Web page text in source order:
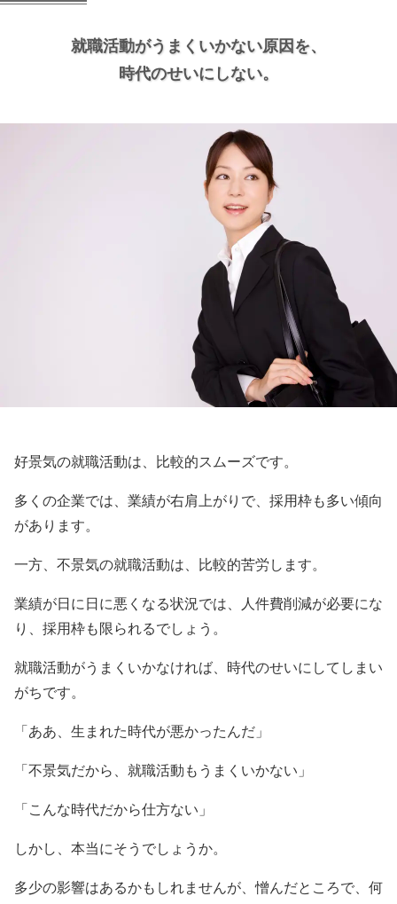
就職活動がうまくいかない原因を、
時代のせいにしない。
好景気の就職活動は、比較的スムーズです。
多くの企業では、業績が右肩上がりで、採用枠も多い傾向
があります。
一方、不景気の就職活動は、比較的苦労します。
業績が日に日に悪くなる状況では、人件費削減が必要にな
り、採用枠も限られるでしょう。
就職活動がうまくいかなければ、時代のせいにしてしまい
がちです。
「ああ、生まれた時代が悪かったんだ」
「不景気だから、就職活動もうまくいかない」
「こんな時代だから仕方ない」
しかし、本当にそうでしょうか。
多少の影響はあるかもしれませんが、憎んだところで、何